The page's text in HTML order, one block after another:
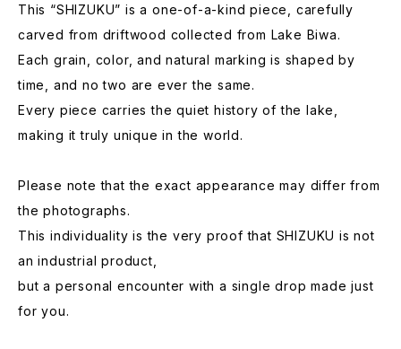
This “SHIZUKU” is a one-of-a-kind piece, carefully
carved from driftwood collected from Lake Biwa.
Each grain, color, and natural marking is shaped by
time, and no two are ever the same.
Every piece carries the quiet history of the lake,
making it truly unique in the world.
Please note that the exact appearance may differ from
the photographs.
This individuality is the very proof that SHIZUKU is not
an industrial product,
but a personal encounter with a single drop made just
for you.